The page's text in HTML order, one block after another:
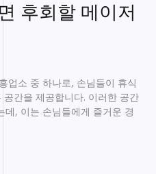
후회할 메이저
업소 중 하나로, 손님들이 휴식
간을 제공합니다. 이러한 공간
데, 이는 손님들에게 즐거운 경